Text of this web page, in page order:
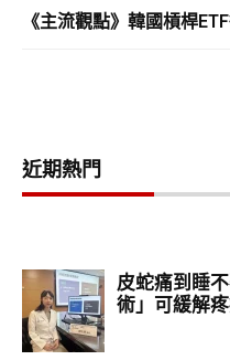
《主流觀點》韓國槓桿
近期熱門